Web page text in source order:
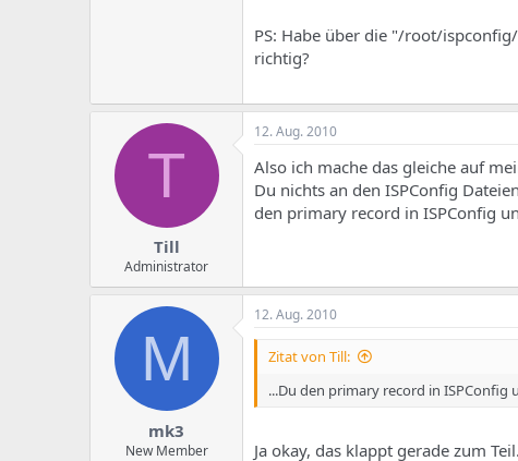
PS: Habe über die "/root/
richtig?
T
Till
Administrator
12. Aug. 2010
Also ich mache das gleiche auf
Du nichts an den ISPConfig
den primary record in ISPConfig
M
mk3
New Member
12. Aug. 2010
Zitat von Till:
...Du den primary record in
Ja okay, das klappt gerade zum Teil.